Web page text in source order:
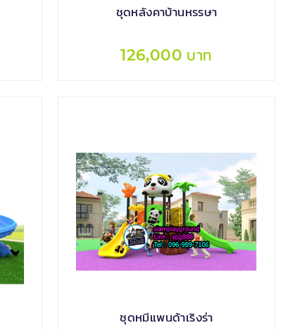
ชุดหลังคาบ้านหรรษา
126,000 บาท
ชุดหมีแพนด้าเริงร่า